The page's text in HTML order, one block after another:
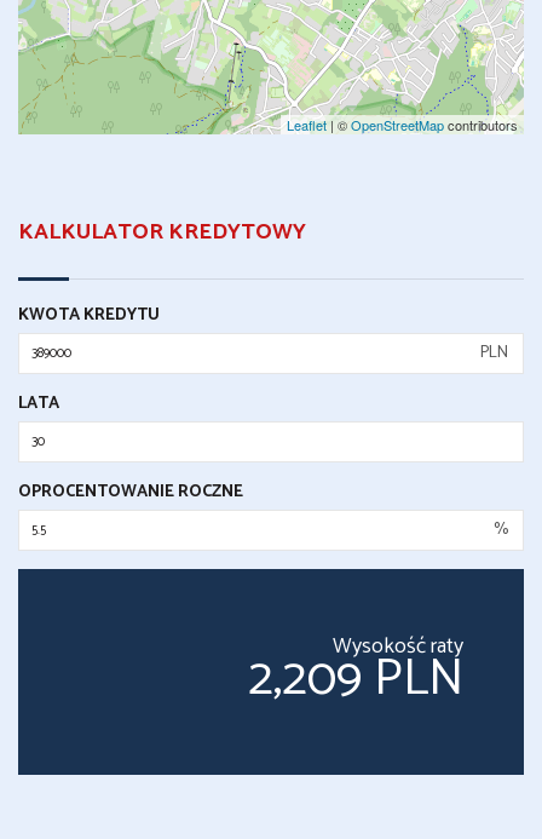
Leaflet | ©OpenStreetMapcontributors
KALKULATOR KREDYTOWY
KWOTA KREDYTU
PLN
LATA
OPROCENTOWANIE ROCZNE
%
Wysokość raty
2,209 PLN